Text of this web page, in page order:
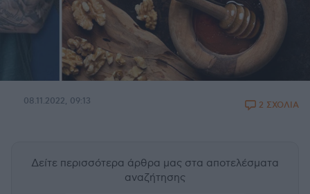
08.11.2022, 09:13 2 ΣΧΟΛΙΑ
Δείτε περισσότερα άρθρα μας στα αποτελέσματα
αναζήτησης